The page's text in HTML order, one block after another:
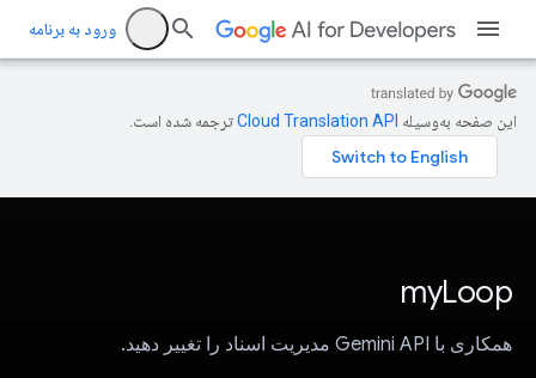
ورود به برنامه
این صفحه به‌وسیله ترجمه شده است.
myLoop
همکاری با Gemini API مدیریت اسناد را تغییر دهید.